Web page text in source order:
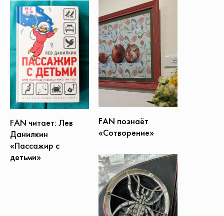
FAN познаёт
«Сотворение»
FAN читает: Лев
Данилкин
«Пассажир с
детьми»